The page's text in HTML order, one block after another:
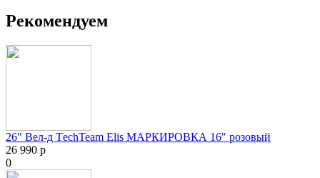
Рекомендуем
26" Вел-д ТechTeam Elis МАРКИРОВКА 16" розовый
26 990 р
0